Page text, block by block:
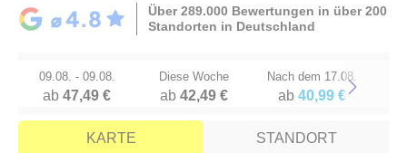
Über 289.000 Bewertungen in über 200
Standorten in Deutschland
09.08. - 09.08.
ab47,49 €
Diese Woche
ab42,49 €
Nach dem 17.08.
ab 40,99 €Next
KARTE STANDORT